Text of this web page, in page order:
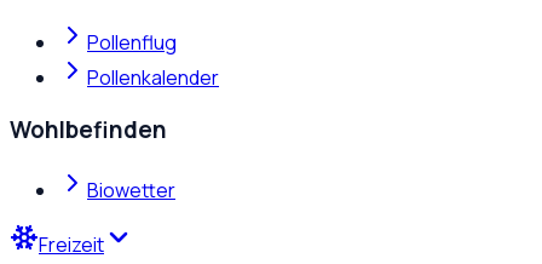
Pollenflug
Pollenkalender
Wohlbefinden
Biowetter
Freizeit